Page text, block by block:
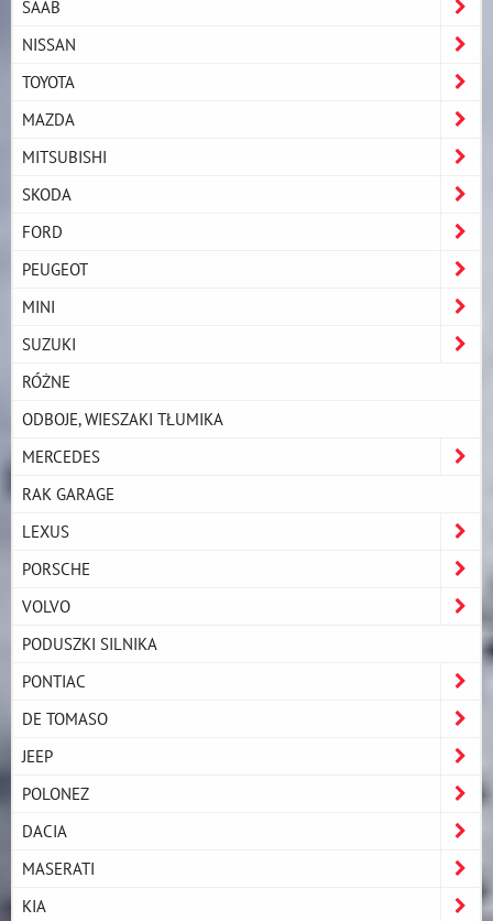
SAAB
NISSAN
TOYOTA
MAZDA
MITSUBISHI
SKODA
FORD
PEUGEOT
MINI
SUZUKI
RÓŻNE
ODBOJE, WIESZAKI TŁUMIKA
MERCEDES
RAK GARAGE
LEXUS
PORSCHE
VOLVO
PODUSZKI SILNIKA
PONTIAC
DE TOMASO
JEEP
POLONEZ
DACIA
MASERATI
KIA